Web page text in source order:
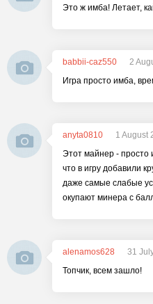
Это ж имба! Летает,
babbii-caz550
2
Игра просто имба,
anyta0810
1 August
Этот майнер - просто
что в игру добавили
даже самые слабые
окупают минера с
alenamos628
31
Топчик, всем зашло!